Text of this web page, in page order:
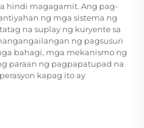
hindi magagamit. Ang pag-
ng mga sistema ng
na suplay ng kuryente sa
ng pagsusuri
bahagi, mga mekanismo ng
paraan ng pagpapatupad na
kapag ito ay